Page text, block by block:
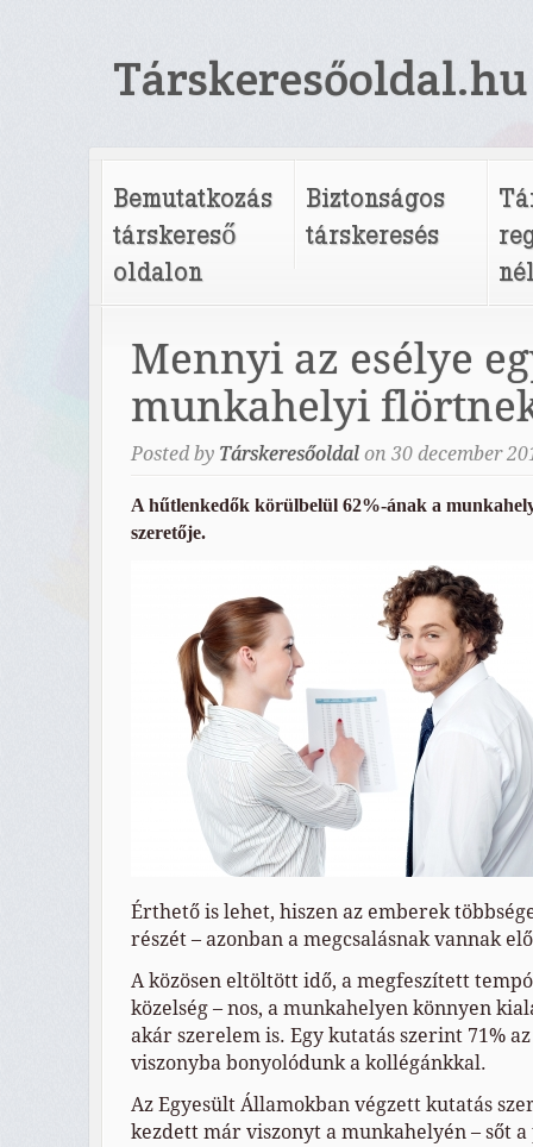
Társkeresőoldal.hu
Bemutatkozás
társkereső
oldalon
Biztonságos
társkeresés
Mennyi az esélye
munkahelyi
Posted by Társkeresőoldal on 30 december
A hűtlenkedők körülbelül 62%-ának a
szeretője.
Érthető is lehet, hiszen az emberek
részét – azonban a megcsalásnak vannak
A közösen eltöltött idő, a megfeszített
közelség – nos, a munkahelyen könnyen
akár szerelem is. Egy kutatás szerint 71%
viszonyba bonyolódunk a kollégánkkal.
Az Egyesült Államokban végzett kutatás
kezdett már viszonyt a munkahelyén – sőt